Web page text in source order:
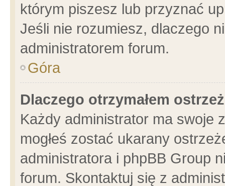
którym piszesz lub przyznać
Jeśli nie rozumiesz, dlaczego
administratorem forum.
Góra
Dlaczego otrzymałem
Każdy administrator ma swoje
mogłeś zostać ukarany
administratora i phpBB Group
forum. Skontaktuj się z